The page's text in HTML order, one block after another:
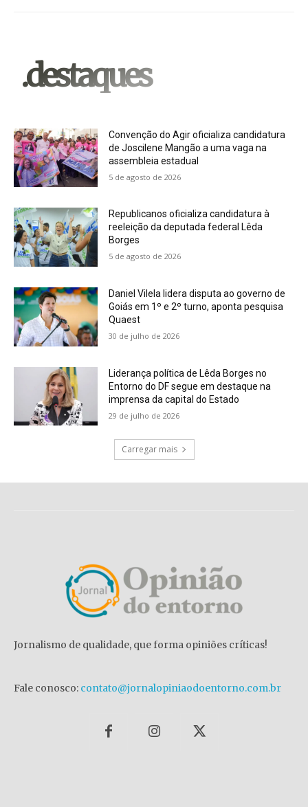
.destaques
Convenção do Agir oficializa candidatura
de Joscilene Mangão a uma vaga na
assembleia estadual
5 de agosto de 2026
Republicanos oficializa candidatura à
reeleição da deputada federal Lêda
Borges
5 de agosto de 2026
Daniel Vilela lidera disputa ao governo de
Goiás em 1º e 2º turno, aponta pesquisa
Quaest
30 de julho de 2026
Liderança política de Lêda Borges no
Entorno do DF segue em destaque na
imprensa da capital do Estado
29 de julho de 2026
Carregar mais
Jornalismo de qualidade, que forma opiniões críticas!
Fale conosco: contato@jornalopiniaodoentorno.com.br